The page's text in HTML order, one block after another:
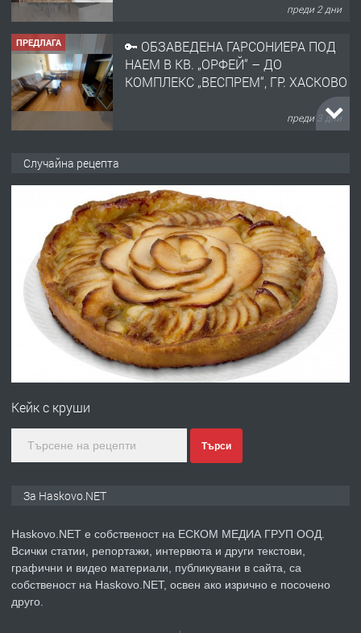
преди 2 дни
ПРЕДЛАГА
🔑 ОБЗАВЕДЕНА ГАРСОНИЕРА ПОД
НАЕМ В КВ. „ОРФЕЙ“ – ДО
КОМПЛЕКС „ВЕСПРЕМ“, ГР. ХАСКОВО
преди 3 дни
АПАРТАМЕНТ В ЦЕНТЪРА НА ГР.
ХАСКОВО
преди 4 дни
ПРЕДЛАГА Давам гараж под наем
преди 4 дни
№4120 Магазин/Офис под наем в кв.
преди 5 дни
ПРЕДЛАГА
Продавам парцел в гр. Хасково кв.
Случайна рецепта
Кейк с круши
Търси
За Haskovo.NET
Haskovo.NET е собственост на ЕСКОМ МЕДИА ГРУП ООД.
Всички статии, репортажи, интервюта и други текстови,
графични и видео материали, публикувани в сайта, са
собственост на Haskovo.NET, освен ако изрично е посочено
друго.